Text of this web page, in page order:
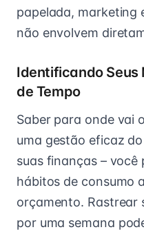
papelada, marketing
não envolvem
Identificando Seus
de Tempo
Saber para onde vai
uma gestão eficaz
suas finanças – você
hábitos de consumo
orçamento. Rastrear
por uma semana